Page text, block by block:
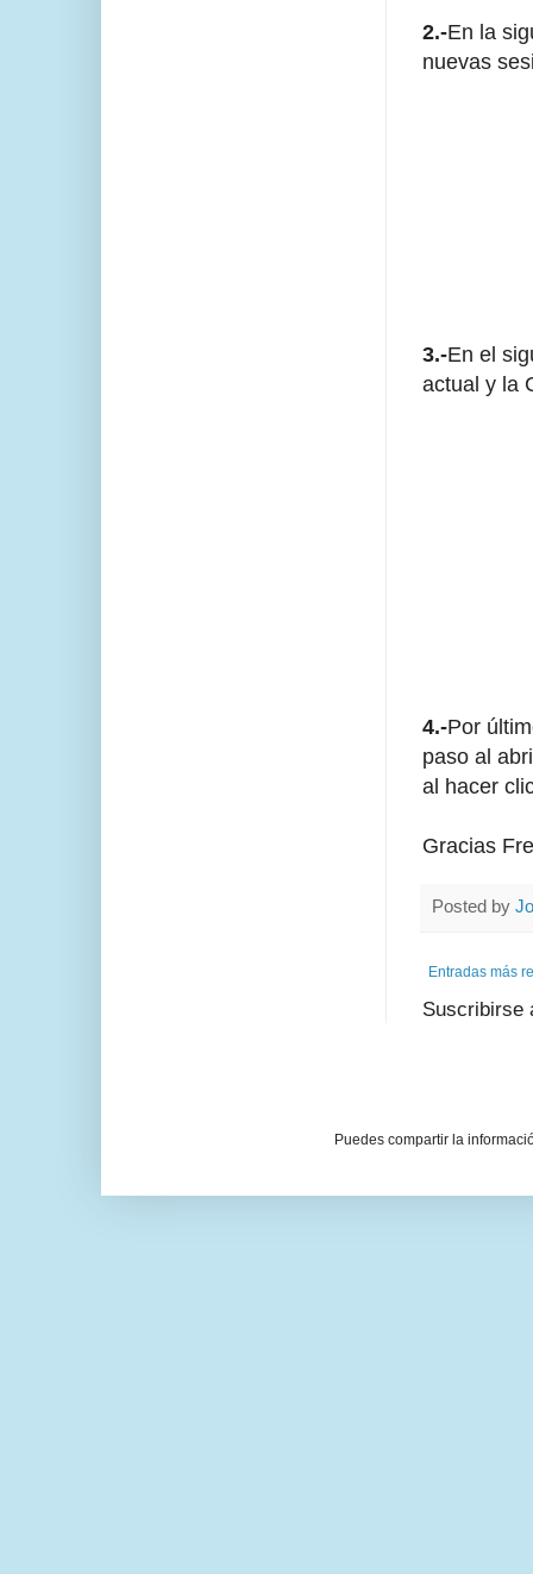
2.-En la
nuevas
3.-En el
actual y la
4.-Por
paso al
al hacer
Gracias
Posted by
Entradas más
Suscribirse
Puedes compartir la